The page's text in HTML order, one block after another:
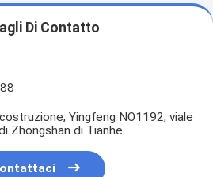
Di Contatto
Yingfeng NO1192, viale
Zhongshan di Tianhe